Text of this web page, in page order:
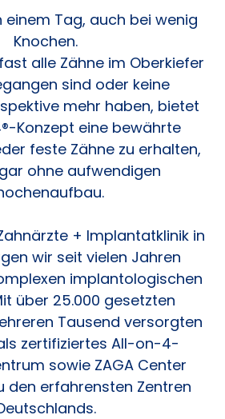
einem Tag, auch bei wenig
Knochen.
alle Zähne im Oberkiefer
sind oder keine
mehr haben, bietet
Konzept eine bewährte
feste Zähne zu erhalten,
ohne aufwendigen
+ Implantatklinik in
wir seit vielen Jahren
implantologischen
über 25.000 gesetzten
Tausend versorgten
zertifiziertes All-on-4-
sowie ZAGA Center
den erfahrensten Zentren